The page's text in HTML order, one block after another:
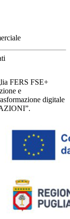
FERS FSE+
e
digitale